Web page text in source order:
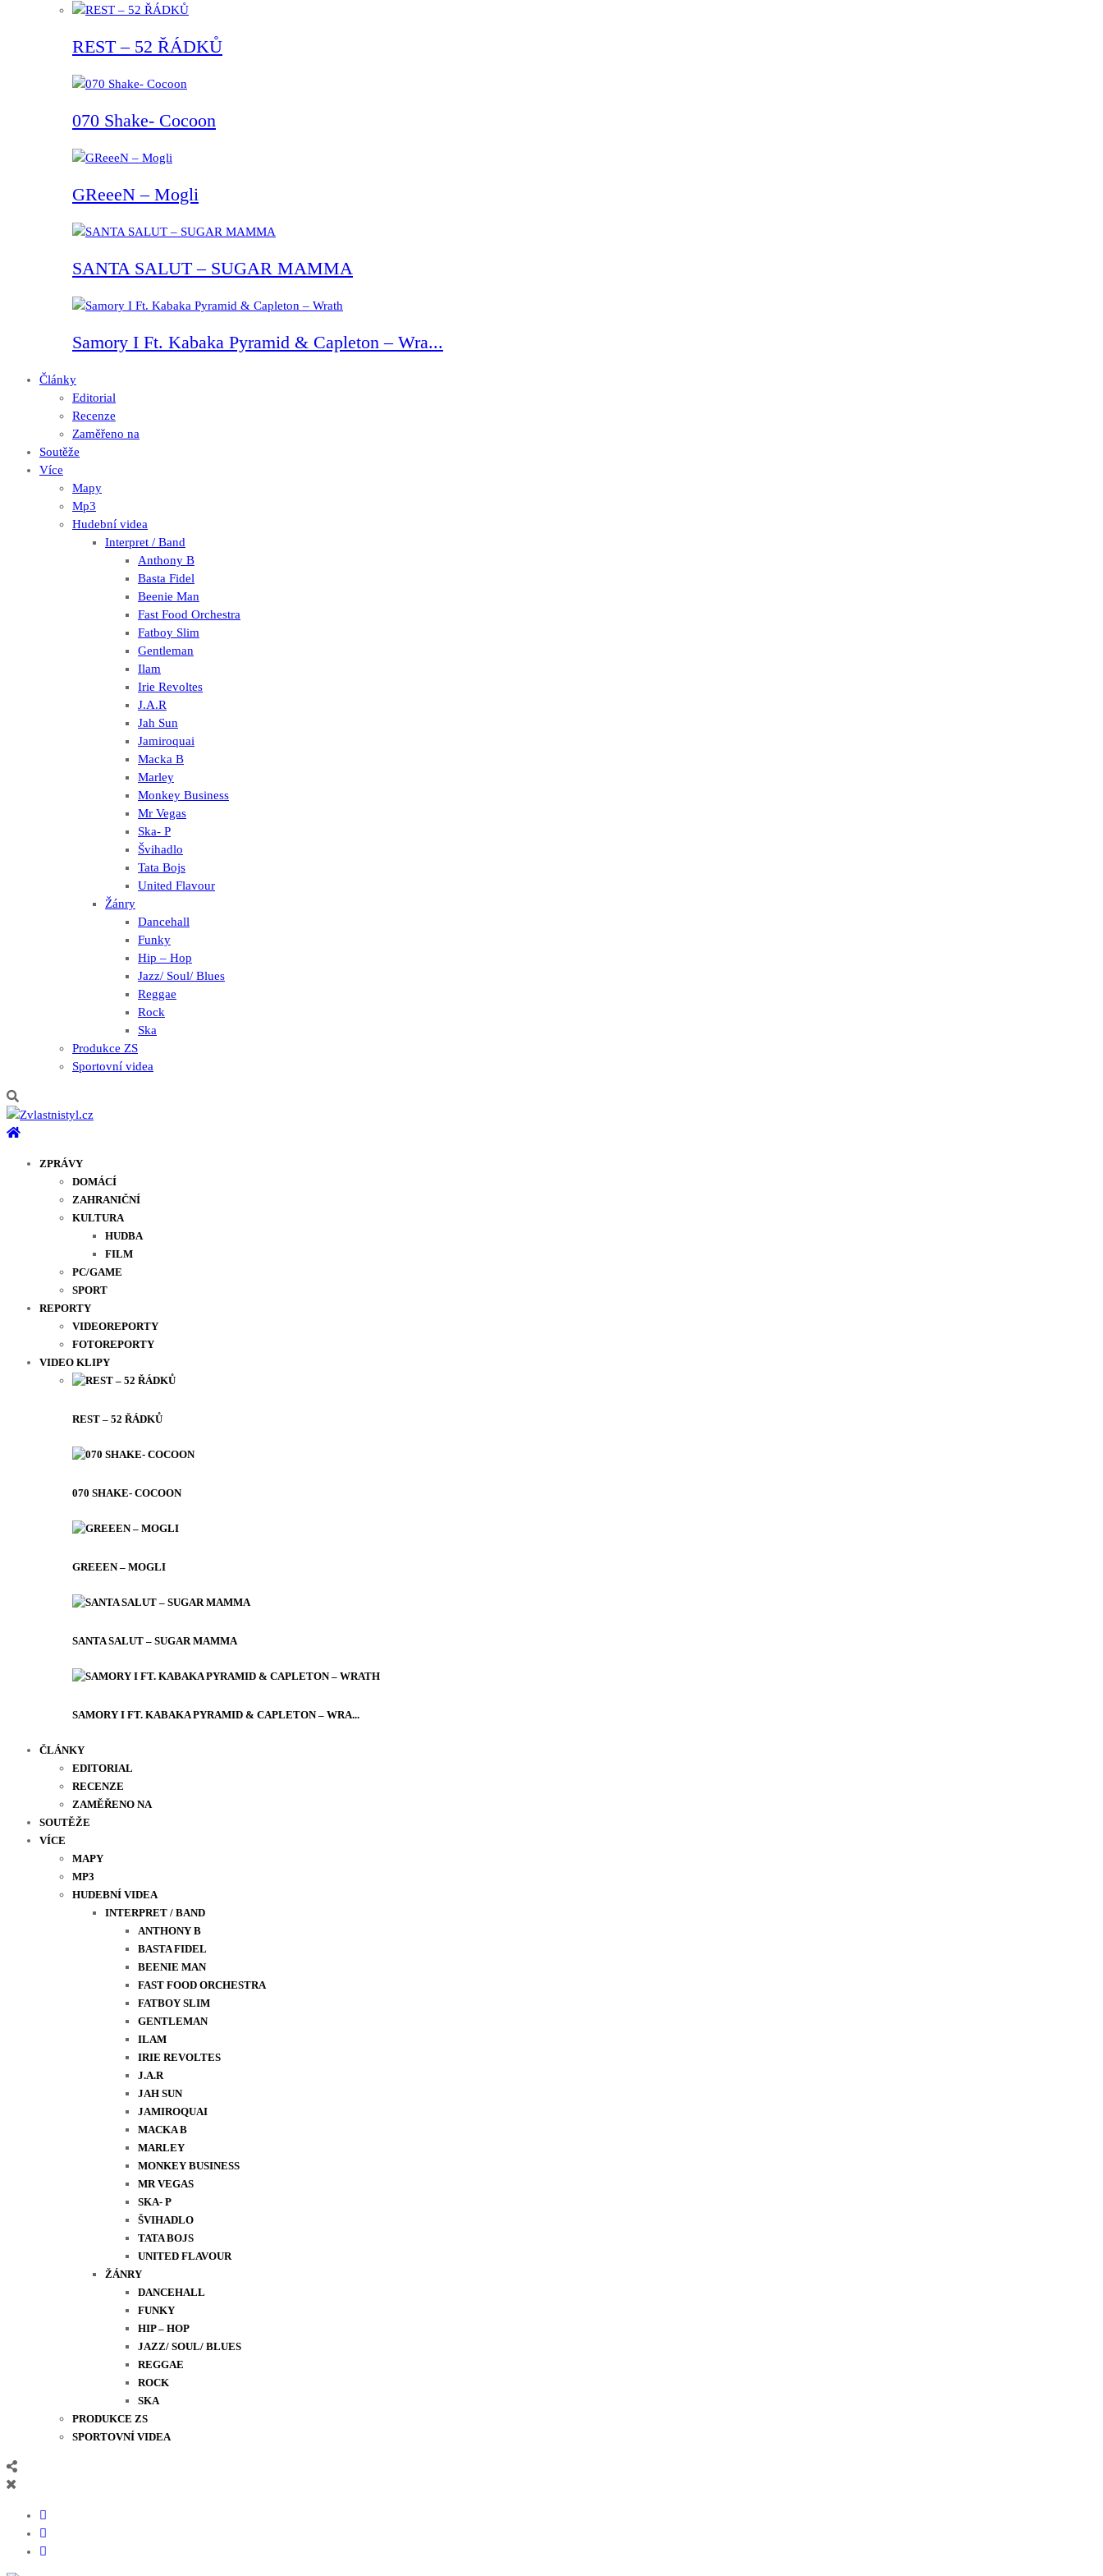
REST – 52 ŘÁDKŮ
070 Shake- Cocoon
GReeeN – Mogli
SANTA SALUT – SUGAR MAMMA
Samory I Ft. Kabaka Pyramid & Capleton – Wra...
Články
Editorial
Recenze
Zaměřeno na
Soutěže
Více
Mapy
Mp3
Hudební videa
Interpret / Band
Anthony B
Basta Fidel
Beenie Man
Fast Food Orchestra
Fatboy Slim
Gentleman
Ilam
Irie Revoltes
J.A.R
Jah Sun
Jamiroquai
Macka B
Marley
Monkey Business
Mr Vegas
Ska- P
Švihadlo
Tata Bojs
United Flavour
Žánry
Dancehall
Funky
Hip – Hop
Jazz/ Soul/ Blues
Reggae
Rock
Ska
Produkce ZS
Sportovní videa
ZPRÁVY
DOMÁCÍ
ZAHRANIČNÍ
KULTURA
HUDBA
FILM
PC/GAME
SPORT
REPORTY
VIDEOREPORTY
FOTOREPORTY
VIDEO KLIPY
REST – 52 ŘÁDKŮ
070 SHAKE- COCOON
GREEEN – MOGLI
SANTA SALUT – SUGAR MAMMA
SAMORY I FT. KABAKA PYRAMID & CAPLETON – WRA...
ČLÁNKY
EDITORIAL
RECENZE
ZAMĚŘENO NA
SOUTĚŽE
VÍCE
MAPY
MP3
HUDEBNÍ VIDEA
INTERPRET / BAND
ANTHONY B
BASTA FIDEL
BEENIE MAN
FAST FOOD ORCHESTRA
FATBOY SLIM
GENTLEMAN
ILAM
IRIE REVOLTES
J.A.R
JAH SUN
JAMIROQUAI
MACKA B
MARLEY
MONKEY BUSINESS
MR VEGAS
SKA- P
ŠVIHADLO
TATA BOJS
UNITED FLAVOUR
ŽÁNRY
DANCEHALL
FUNKY
HIP – HOP
JAZZ/ SOUL/ BLUES
REGGAE
ROCK
SKA
PRODUKCE ZS
SPORTOVNÍ VIDEA